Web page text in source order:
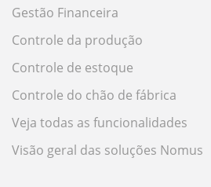
Gestão Financeira
Controle da produção
Controle de estoque
Controle do chão de fábrica
Veja todas as funcionalidades
Visão geral das soluções Nomus